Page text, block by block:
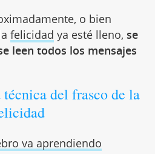
o bien
felicidad ya esté lleno, se
leen todos los mensajes
del frasco de la
va aprendiendo